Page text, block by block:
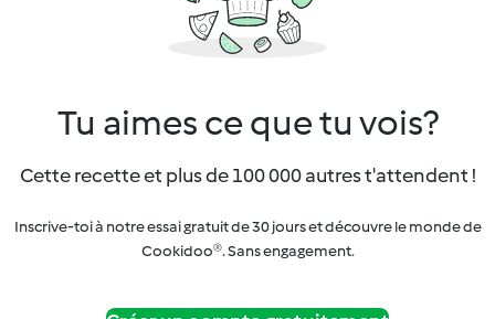
Tu aimes ce que tu vois?
Cette recette et plus de 100 000 autres t'attendent !
Inscrive-toi à notre essai gratuit de 30 jours et découvre le monde de
Cookidoo®. Sans engagement.